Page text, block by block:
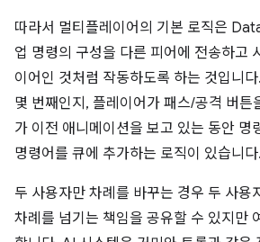
따라서 멀티플레이어의 기본 로직은
업 명령의 구성을 다른 피어에 전송하고
이어인 것처럼 작동하도록 하는 것입니
몇 번째인지, 플레이어가 패스/공격 버튼
가 이전 애니메이션을 보고 있는 동안 명
명령어를 큐에 추가하는 로직이 있습니다.
두 사용자만 차례를 바꾸는 경우 두 사용
차례를 넘기는 책임을 공유할 수 있지만